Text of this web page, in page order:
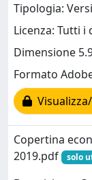
Tipologia:
Licenza: Tutti
Dimensione
Formato
Copertina
2019.pdf
solo